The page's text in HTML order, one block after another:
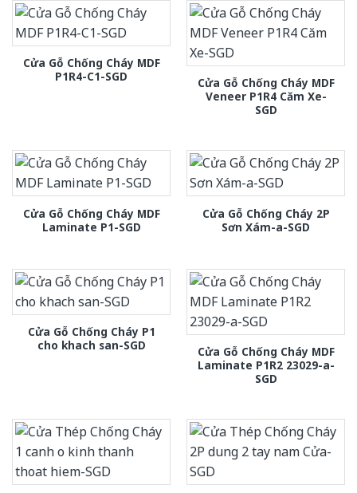
Cửa Gỗ Chống Cháy MDF
P1R4-C1-SGD
Cửa Gỗ Chống Cháy MDF
Veneer P1R4 Căm Xe-
SGD
Cửa Gỗ Chống Cháy MDF
Laminate P1-SGD
Cửa Gỗ Chống Cháy 2P
Sơn Xám-a-SGD
Cửa Gỗ Chống Cháy P1
cho khach san-SGD
Cửa Gỗ Chống Cháy MDF
Laminate P1R2 23029-a-
SGD